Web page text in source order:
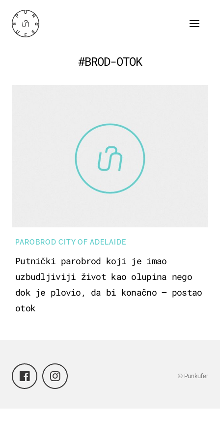
#BROD-OTOK
PAROBROD CITY OF ADELAIDE
Putnički parobrod koji je imao
uzbudljiviji život kao olupina nego
dok je plovio, da bi konačno – postao
otok
© Punkufer